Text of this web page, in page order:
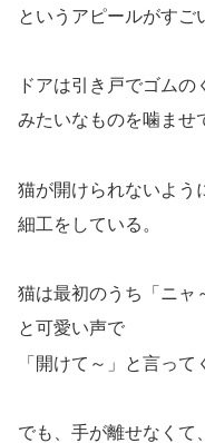
というアピールがすご
ドアは引き戸でゴムの
みたいなものを噛ませ
猫が開けられないよう
細工をしている。
猫は最初のうち「ニャ
と可愛い声で
「開けて～」と言って
でも、手が離せなくて